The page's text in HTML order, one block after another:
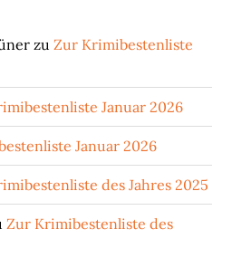
zuZur Krimibestenliste
Januar 2026
Januar 2026
des Jahres 2025
Zur Krimibestenliste des